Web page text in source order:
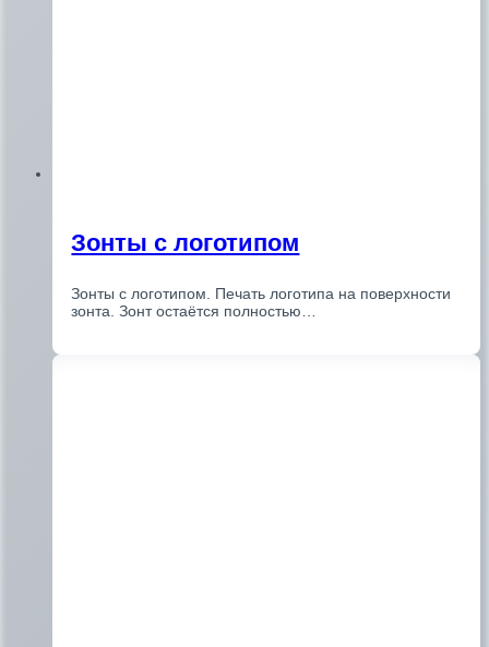
Зонты с логотипом
Зонты с логотипом. Печать логотипа на поверхности
зонта. Зонт остаётся полностью…